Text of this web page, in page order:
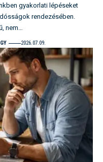
gyakorlati lépéseket
rendezésében.
nem…
2026.07.09.